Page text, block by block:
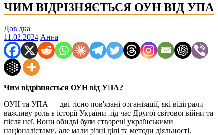
ЧИМ ВІДРІЗНЯЄТЬСЯ ОУН ВІД УПА
Довідка
11.02.2024 Анна
Чим відрізняється ОУН від УПА?
ОУН та УПА — дві тісно пов'язані організації, які відіграли
важливу роль в історії України під час Другої світової війни та
після неї. Вони обидві були створені українськими
націоналістами, але мали різні цілі та методи діяльності.